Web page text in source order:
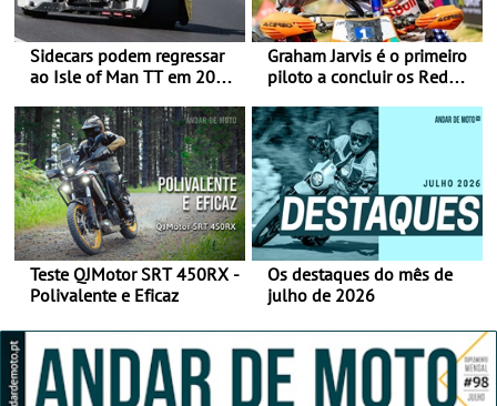
Sidecars podem regressar
ao Isle of Man TT em 2027
Graham Jarvis é o primeiro
piloto a concluir os Red
moto elétrica
Teste QJMotor SRT 450RX -
Polivalente e Eficaz
Os destaques do mês de
julho de 2026